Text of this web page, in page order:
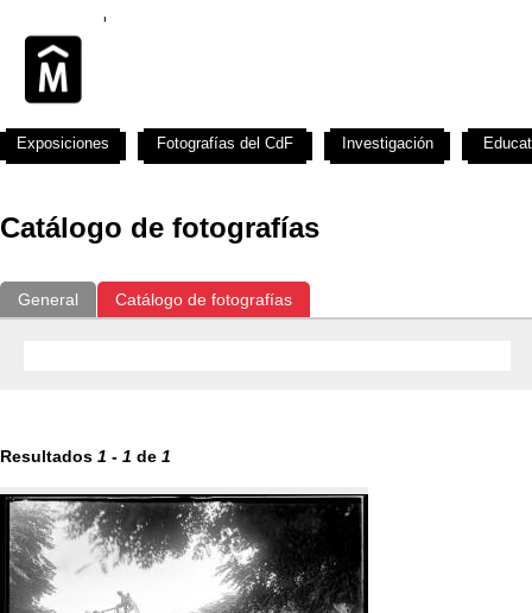
Catálogo de fotografías
General Catálogo de fotografías
Resultados 1 - 1 de 1
Exposiciones Fotografías del CdF Investigación